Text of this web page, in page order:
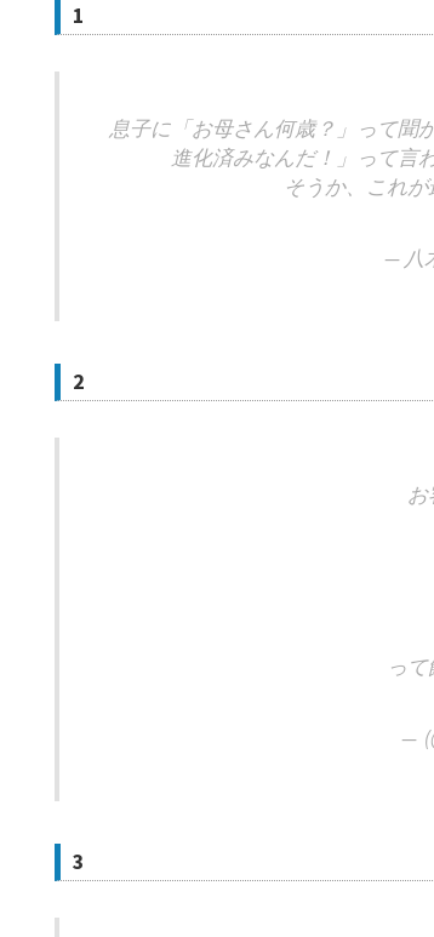
1
息子に「お母さん何歳？」って聞
進化済みなんだ！」って言
そうか、これ
— 八
2
お
っ
—
3